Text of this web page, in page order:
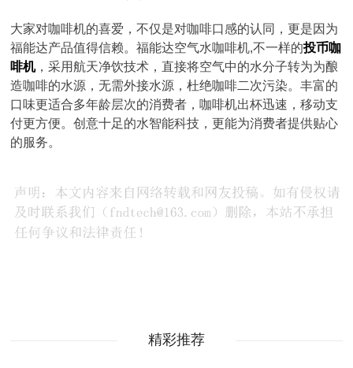
大家对咖啡机的喜爱，不仅是对咖啡口感的认同，更是因为
福能达产品值得信赖。福能达空气水咖啡机,不一样的投币咖
啡机，采用航天净饮技术，直接将空气中的水分子转为为酿
造咖啡的水源，无需外接水源，杜绝咖啡二次污染。丰富的
口味更适合多年龄层次的消费者，咖啡机出杯迅速，移动支
付更方便。创意十足的水智能科技，更能为消费者提供贴心
的服务。
精彩推荐